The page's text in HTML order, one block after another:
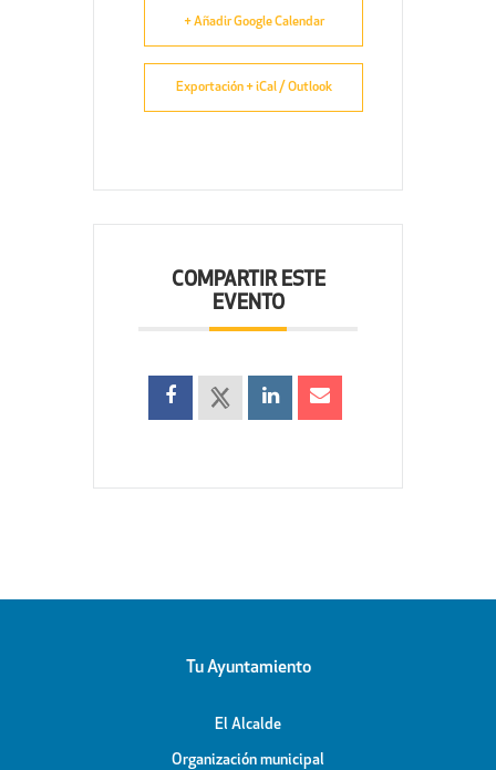
+ Añadir Google Calendar
Exportación + iCal / Outlook
COMPARTIR ESTE
EVENTO
Tu Ayuntamiento
El Alcalde
Organización municipal